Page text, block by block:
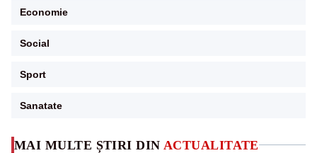
MAI MULTE ȘTIRI DIN ACTUALITATE
Economie
Social
Sport
Sanatate